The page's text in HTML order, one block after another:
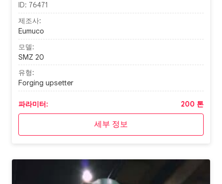
ID: 76471
제조사:
Eumuco
모델:
SMZ 20
유형:
Forging upsetter
파라미터: 200 톤
세부 정보